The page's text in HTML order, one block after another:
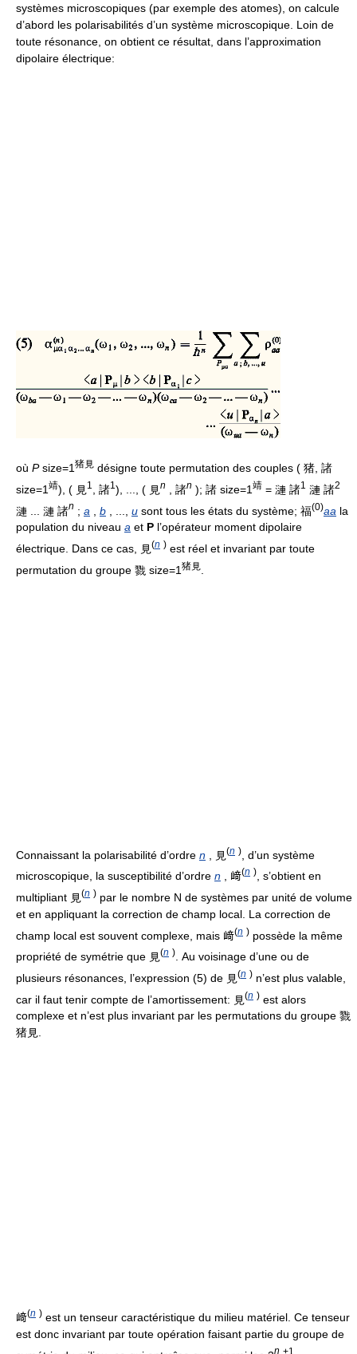
systèmes microscopiques (par exemple des atomes), on calcule
d’abord les polarisabilités d’un système microscopique. Loin de
toute résonance, on obtient ce résultat, dans l’approximation
dipolaire électrique:
où Psize=1 猪見 désigne toute permutation des couples ( 猪, 諸
size=1 靖), ( 見 1 , 諸1 ), ..., ( 見 n , 諸n ); 諸 size=1 靖 = 漣 諸1 漣 諸2
漣 ... 漣 諸n ; a b u sont tous les états du système; 福(0)aa la
population du niveau a et P l’opérateur moment dipolaire
électrique. Dans ce cas, 見 (n ) est réel et invariant par toute
permutation du groupe 戮 size=1 猪見
Connaissant la polarisabilité d’ordre n , 見 (n )
, d’un système
microscopique, la susceptibilité d’ordre n , 﨑(n )
, s’obtient en
multipliant 見 (n ) par le nombre N de systèmes par unité de volume
et en appliquant la correction de champ local. La correction de
champ local est souvent complexe, mais 﨑(n ) possède la même
propriété de symétrie que 見 (n )
. Au voisinage d’une ou de
plusieurs résonances, l’expression (5) de 見 (n ) n’est plus valable,
car il faut tenir compte de l’amortissement: 見 (n ) est alors
complexe et n’est plus invariant par les permutations du groupe 戮
猪見.
﨑(n ) est un tenseur caractéristique du milieu matériel. Ce tenseur
est donc invariant par toute opération faisant partie du groupe de
n +1